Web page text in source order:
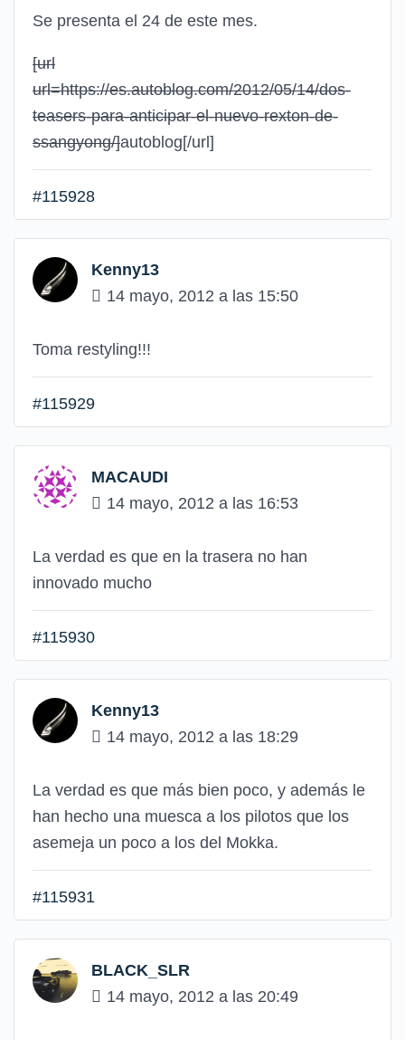
Se presenta el 24 de este mes.
[url
url=https://es.autoblog.com/2012/05/14/dos-
teasers-para-anticipar-el-nuevo-rexton-de-
ssangyong/]autoblog[/url]
#115928
Kenny13
14 mayo, 2012 a las 15:50
Toma restyling!!!
#115929
MACAUDI
14 mayo, 2012 a las 16:53
La verdad es que en la trasera no han
innovado mucho
#115930
Kenny13
14 mayo, 2012 a las 18:29
La verdad es que más bien poco, y además le
han hecho una muesca a los pilotos que los
asemeja un poco a los del Mokka.
#115931
BLACK_SLR
14 mayo, 2012 a las 20:49